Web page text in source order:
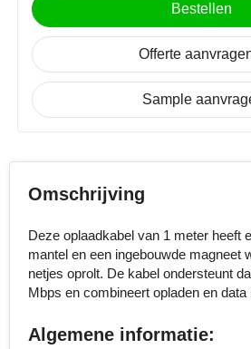
Philips
Retulp
Senator
Skross
Sophie Muval
Stanley
Stilolinea
STORMaxi
Bestellen
Offerte
Sample
Omschrijving
Deze oplaadkabel van 1 meter heeft
mantel en een ingebouwde magneet
netjes oprolt. De kabel ondersteunt
Mbps en combineert opladen en data
Algemene informatie: